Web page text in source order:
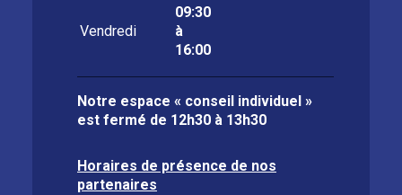
Vendredi
09:30
à
16:00
Notre espace « conseil individuel »
est fermé de 12h30 à 13h30
Horaires de présence de nos
partenaires